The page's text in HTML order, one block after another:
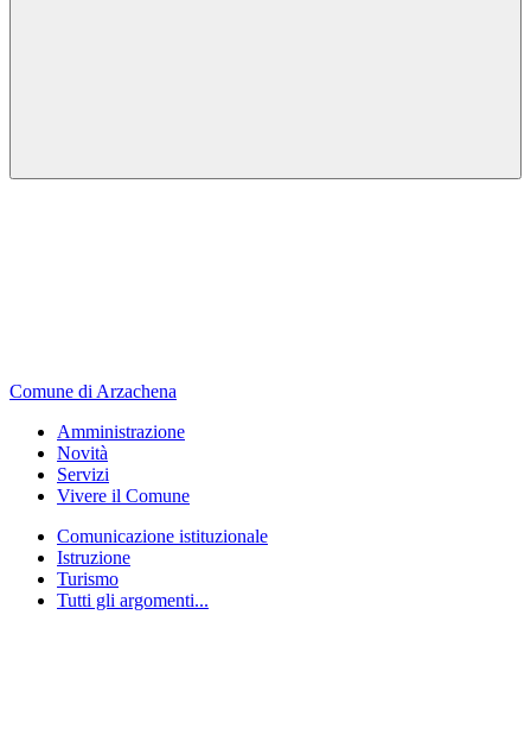
Comune di Arzachena
Amministrazione
Novità
Servizi
Vivere il Comune
Comunicazione istituzionale
Istruzione
Turismo
Tutti gli argomenti...